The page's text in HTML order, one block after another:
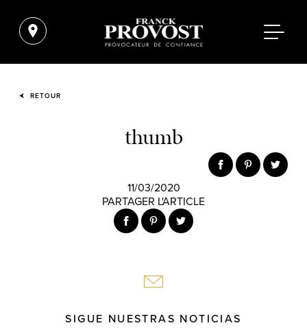
RETOUR
thumb
11/03/2020
PARTAGER L'ARTICLE
SIGUE NUESTRAS NOTICIAS